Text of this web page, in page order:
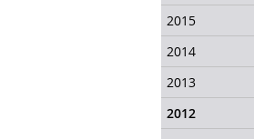
2015
2014
2013
2012